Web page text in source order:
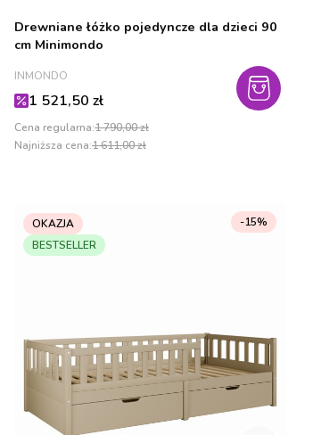
Drewniane łóżko pojedyncze dla dzieci 90
cm Minimondo
PRODUCENT
INMONDO
Cena promocyjna
1 521,50 zł
Cena regularna:1 790,00 zł
Najniższa cena:1 611,00 zł
OKAZJA
BESTSELLER
-15%